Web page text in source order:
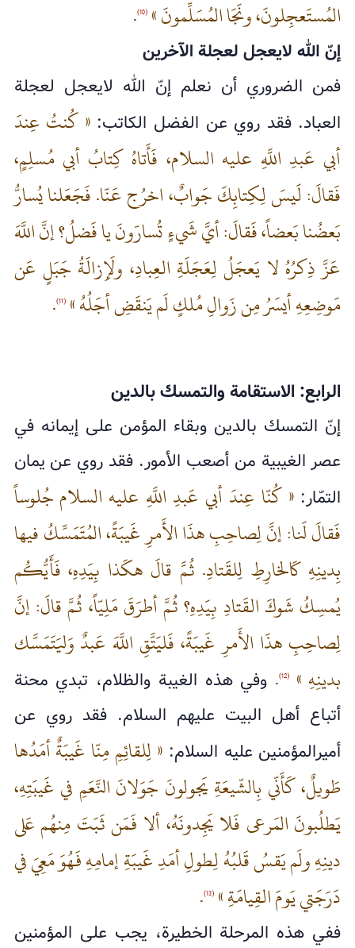
المُستَعجِلونَ، ونَجَا المُسَلِّمونَ » (10)
.
إنّ الله لايعجل لعجلة الآخرين
فمن الضروري أن نعلم إنّ الله لايعجل لعجلة
العباد. فقد روي عن الفضل الكاتب:« كُنتُ عِندَ
أبي عَبدِ اللَّهِ عليه السلام، فَأَتاهُ كِتابُ أبي مُسلِمٍ،
فَقالَ: لَيسَ لِكِتابِكَ جَوابٌ، اخرُج عَنّا. فَجَعَلنا يُسارُّ
بَعضُنا بَعضاً، فَقالَ: أيَّ شَي‌ءٍ تُسارّونَ يا فَضلُ؟ إنَّ اللَّهَ
عَزَّ ذِكرُهُ لا يَعجَلُ لِعَجَلَةِ العِبادِ، ولَإِزالَةُ جَبَلٍ عَن
مَوضِعِهِ أيسَرُ مِن زَوالِ مُلكٍ لَم يَنقَضِ أجَلُهُ » (11)
.
الرابع: الاستقامة والتمسك بالدين
إنّ التمسك بالدين وبقاء المؤمن على إيمانه في
عصر الغيبية من أصعب الأمور. فقد روي عن يمان
التمّار:« كُنّا عِندَ أبي عَبدِ اللَّهِ عليه السلام جُلوساً
فَقالَ لَنا: إنَّ لِصاحِبِ هذَا الأَمرِ غَيبَةً، المُتَمَسِّكُ فيها
بِدينِهِ كَالخارِطِ لِلقَتادِ. ثُمَّ قالَ هكَذا بِيَدِهِ، فَأَيُّكُم
يُمسِكُ شَوكَ القَتادِ بِيَدِهِ؟ ثُمَّ أطرَقَ مَلِيّاً، ثُمَّ قالَ: إنَّ
لِصاحِبِ هذَا الأَمرِ غَيبَةً، فَليَتَّقِ اللَّهَ عَبدٌ وَليَتَمَسَّك
بدينِهِ »(12)
. وفي هذه الغيبة والظلام، تبدي محنة
أتباع أهل البيت عليهم السلام. فقد روي عن
أميرالمؤمنين عليه السلام:« لِلقائِمِ مِنّا غَيبَةٌ أمَدُها
طَويلٌ، كَأَنّي بِالشّيعَةِ يَجولونَ جَوَلانَ النَّعَمِ في غَيبَتِهِ،
يَطلُبونَ المَرعى‌ فَلا يَجِدونَهُ، ألا فَمَن ثَبَتَ مِنهُم عَلى‌
دينِهِ ولَم يَقسُ قَلبُهُ لِطولِ أمَدِ غَيبَةِ إمامِهِ فَهُوَ مَعِيَ في
دَرَجَتي يَومَ القِيامَةِ » (13)
.
ففي هذه المرحلة الخطيرة، يجب على المؤمنين